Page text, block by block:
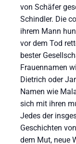
von Schäfer
Schindler. Die
ihrem Mann
vor dem Tod
bester
Frauennamen
Dietrich oder
Namen wie
sich mit ihren
Jedes der
Geschichten
dem Mut, neue